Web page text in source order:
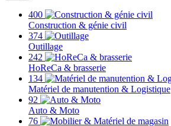
400
Construction & génie civil
374
Outillage
242
HoReCa & brasserie
134
Matériel de manutention & Logistique
92
Auto & Moto
76